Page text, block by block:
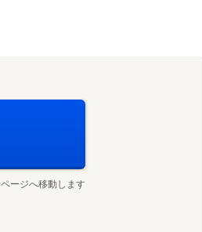
ージへ移動します